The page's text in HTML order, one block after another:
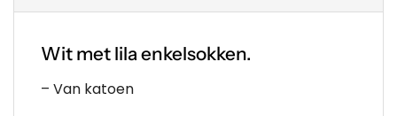
Wit met lila enkelsokken.
– Van katoen